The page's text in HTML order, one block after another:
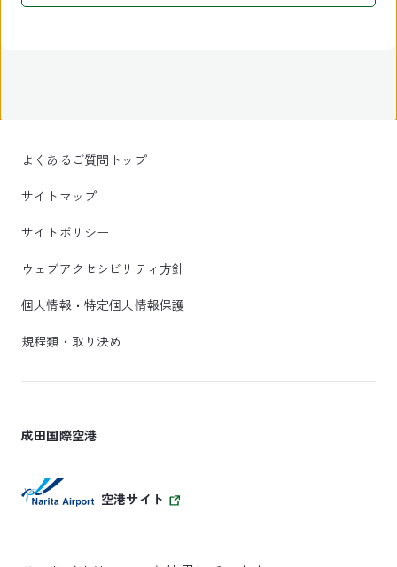
よくあるご質問トップ
サイトマップ
サイトポリシー
ウェブアクセシビリティ方針
個人情報・特定個人情報保護
規程類・取り決め
成田国際空港
空港サイト